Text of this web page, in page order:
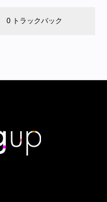
0 トラックバック